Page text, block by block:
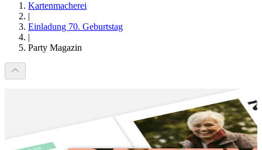
Kartenmacherei
|
Einladung 70. Geburtstag
|
Party Magazin